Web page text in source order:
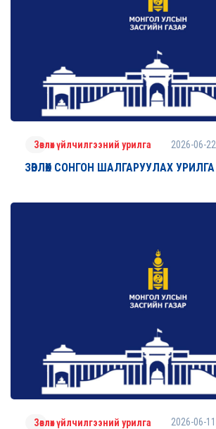
Зөвлөх үйлчилгээний урилга 2026-06-22
ЗӨВЛӨХ СОНГОН ШАЛГАРУУЛАХ УРИЛГА
Зөвлөх үйлчилгээний урилга 2026-06-11